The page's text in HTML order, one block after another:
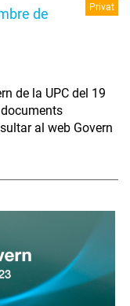
de
Privat
de la UPC del 19
al web Govern